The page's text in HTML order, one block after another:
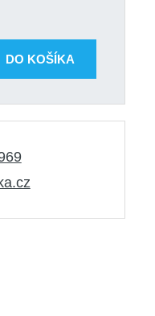
DO KOŠÍKA